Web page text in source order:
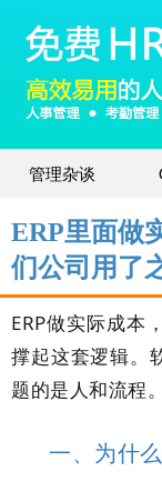
管理杂谈
ERP里面做
们公司用了
ERP做实际成本
撑起这套逻辑。
题的是人和流程。
一、为什